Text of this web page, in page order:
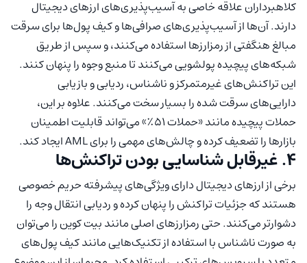
کلاهبرداران علاقه خاصی به آسیب‌پذیری‌های ارزهای دیجیتال
دارند. آن‌ها از آسیب‌پذیری‌های صرافی‌ها و کیف پول‌ها برای سرقت
مبالغ هنگفتی از رمزارزها استفاده می‌کنند، و سپس از طریق
شبکه‌های پیچیده پولشویی می‌کنند تا منبع وجوه را پنهان کنند.
این تراکنش‌های غیرمتمرکز و ناشناس، ردیابی و بازیابی
دارایی‌های سرقت شده را بسیار سخت می‌کنند. علاوه بر این،
حملات پیچیده مانند «حملات ۵۱٪» می‌تواند قابلیت اطمینان
بازارها را تضعیف کرده و چالش‌های مهمی را برای AML ایجاد کند.
۴. غیرقابل شناسایی بودن تراکنش‌ها
برخی از ارزهای دیجیتال دارای ویژگی‌های پیشرفته حریم خصوصی
هستند که جزئیات تراکنش را پنهان کرده و ردیابی انتقال وجه را
دشوارتر می‌کنند. حتی رمزارزهای اصلی مانند بیت کوین را می‌توان
به صورت ناشناس با استفاده از تکنیک‌هایی مانند کیف پول‌های